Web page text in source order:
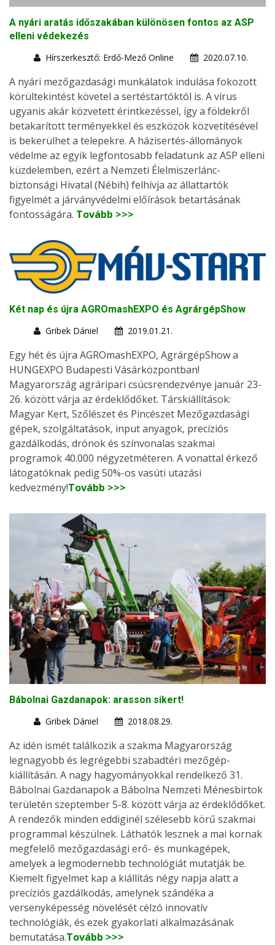
A nyári aratás időszakában különösen fontos az ASP
elleni védekezés
Hírszerkesztő: Erdő-Mező Online
2020.07.10.
A nyári mezőgazdasági munkálatok indulása fokozott
körültekintést követel a sertéstartóktól is. A vírus
ugyanis akár közvetett érintkezéssel, így a földekről
betakarított terményekkel és eszközök közvetítésével
is bekerülhet a telepekre. A házisertés-állományok
védelme az egyik legfontosabb feladatunk az ASP elleni
küzdelemben, ezért a Nemzeti Élelmiszerlánc-
biztonsági Hivatal (Nébih) felhívja az állattartók
figyelmét a járványvédelmi előírások betartásának
fontosságára. Tovább >>>
Két nap és újra AGROmashEXPO és AgrárgépShow
Gribek Dániel
2019.01.21.
Egy hét és újra AGROmashEXPO, AgrárgépShow a
HUNGEXPO Budapesti Vásárközpontban!
Magyarország agráripari csúcsrendezvénye január 23-
26. között várja az érdeklődőket. Társkiállítások:
Magyar Kert, Szőlészet és Pincészet Mezőgazdasági
gépek, szolgáltatások, input anyagok, precíziós
gazdálkodás, drónok és színvonalas szakmai
programok 40.000 négyzetméteren. A vonattal érkező
látogatóknak pedig 50%-os vasúti utazási
kedvezmény!Tovább >>>
Bábolnai Gazdanapok: arasson sikert!
Gribek Dániel
2018.08.29.
Az idén ismét találkozik a szakma Magyarország
legnagyobb és legrégebbi szabadtéri mezőgép-
kiállításán. A nagy hagyományokkal rendelkező 31.
Bábolnai Gazdanapok a Bábolna Nemzeti Ménesbirtok
területén szeptember 5-8. között várja az érdeklődőket.
A rendezők minden eddiginél szélesebb körű szakmai
programmal készülnek. Láthatók lesznek a mai kornak
megfelelő mezőgazdasági erő- és munkagépek,
amelyek a legmodernebb technológiát mutatják be.
Kiemelt figyelmet kap a kiállítás négy napja alatt a
precíziós gazdálkodás, amelynek szándéka a
versenyképesség növelését célzó innovatív
technológiák, és ezek gyakorlati alkalmazásának
bemutatása.Tovább >>>